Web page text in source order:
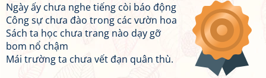
Ngày ấy chưa nghe tiếng còi báo động
Công sự chưa đào trong các vườn hoa
Sách ta học chưa trang nào dạy gỡ
bom nổ chậm
Mái trường ta chưa vết đạn quân thù.